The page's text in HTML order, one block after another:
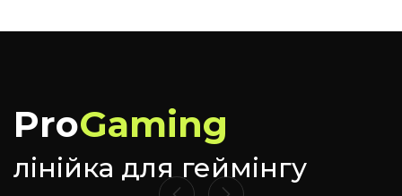
ProGaming
лінійка для геймінгу